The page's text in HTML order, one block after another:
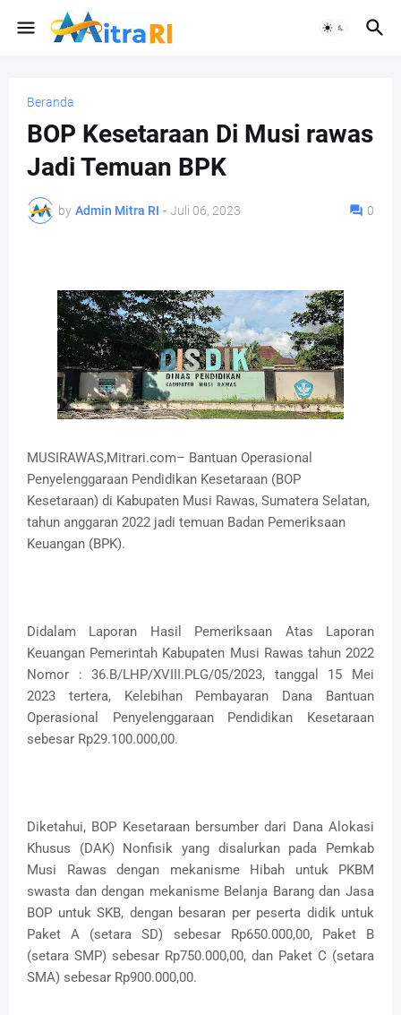
Beranda
BOP Kesetaraan Di Musi rawas
Jadi Temuan BPK
by Admin Mitra RI - Juli 06, 2023 0
MUSIRAWAS,Mitrari.com– Bantuan Operasional
Penyelenggaraan Pendidikan Kesetaraan (BOP
Kesetaraan) di Kabupaten Musi Rawas, Sumatera Selatan,
tahun anggaran 2022 jadi temuan Badan Pemeriksaan
Keuangan (BPK).
Didalam Laporan Hasil Pemeriksaan Atas Laporan
Keuangan Pemerintah Kabupaten Musi Rawas tahun 2022
Nomor : 36.B/LHP/XVIII.PLG/05/2023, tanggal 15 Mei
2023 tertera, Kelebihan Pembayaran Dana Bantuan
Operasional Penyelenggaraan Pendidikan Kesetaraan
sebesar Rp29.100.000,00.
Diketahui, BOP Kesetaraan bersumber dari Dana Alokasi
Khusus (DAK) Nonfisik yang disalurkan pada Pemkab
Musi Rawas dengan mekanisme Hibah untuk PKBM
swasta dan dengan mekanisme Belanja Barang dan Jasa
BOP untuk SKB, dengan besaran per peserta didik untuk
Paket A (setara SD) sebesar Rp650.000,00, Paket B
(setara SMP) sebesar Rp750.000,00, dan Paket C (setara
SMA) sebesar Rp900.000,00.